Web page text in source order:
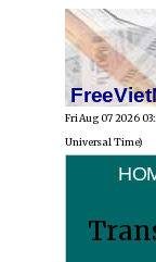
Fri Aug 07 2026
Universal Time)